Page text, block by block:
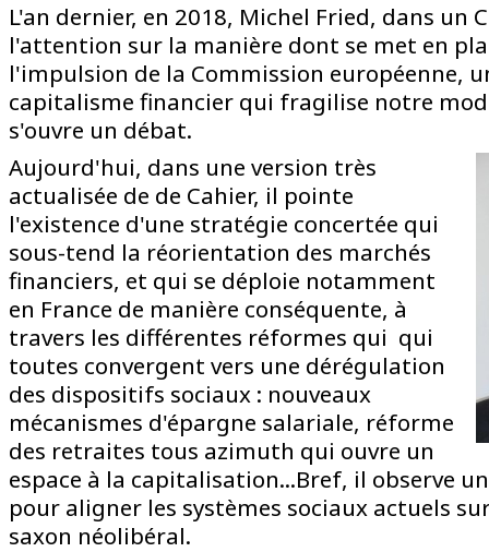
L'an dernier, en 2018, Michel Fried, dans un
l'attention sur la manière dont se met en
l'impulsion de la Commission européenne,
capitalisme financier qui fragilise notre
s'ouvre un débat.
Aujourd'hui, dans une version très
actualisée de de Cahier, il pointe
l'existence d'une stratégie concertée qui
sous-tend la réorientation des marchés
financiers, et qui se déploie notamment
en France de manière conséquente, à
travers les différentes réformes qui qui
toutes convergent vers une dérégulation
des dispositifs sociaux : nouveaux
mécanismes d'épargne salariale, réforme
des retraites tous azimuth qui ouvre un
espace à la capitalisation...Bref, il observe
pour aligner les systèmes sociaux actuels
saxon néolibéral.